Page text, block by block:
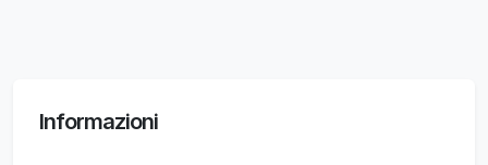
Informazioni